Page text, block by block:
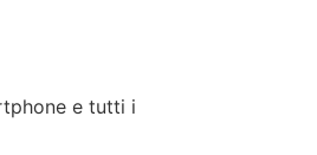
e tutti i